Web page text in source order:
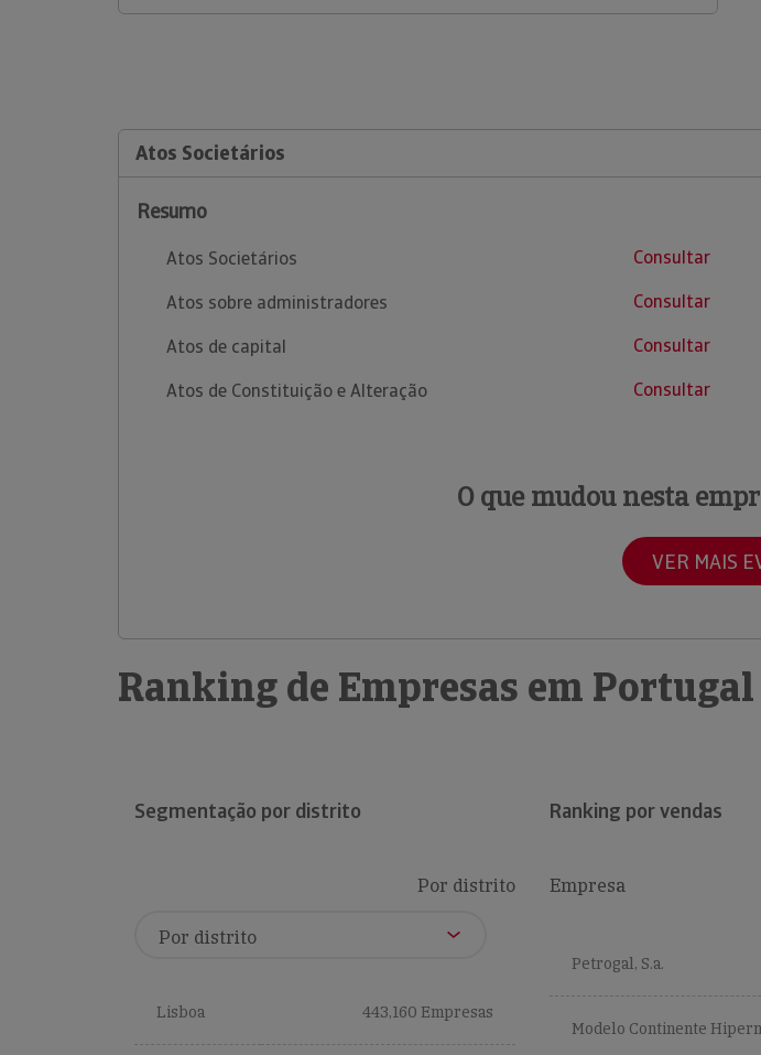
Atos Societários
Resumo
Atos Societários
Consultar
Atos sobre administradores
Consultar
Atos de capital
Consultar
Atos de Constituição e Alteração
Consultar
O que mudou nesta
VER MAIS
Ranking de Empresas em Portugal
Segmentação por distrito
Por distrito
Lisboa 443,160 Empresas
Ranking por vendas
Empresa
Petrogal, S.a.
Modelo Continente